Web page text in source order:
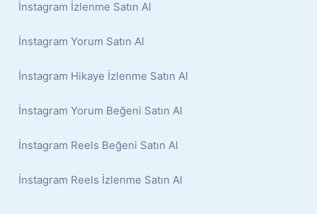
İnstagram İzlenme Satın Al
İnstagram Yorum Satın Al
İnstagram Hikaye İzlenme Satın Al
İnstagram Yorum Beğeni Satın Al
İnstagram Reels Beğeni Satın Al
İnstagram Reels İzlenme Satın Al